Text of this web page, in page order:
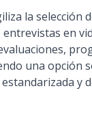
la selección
entrevistas en
una opción
y